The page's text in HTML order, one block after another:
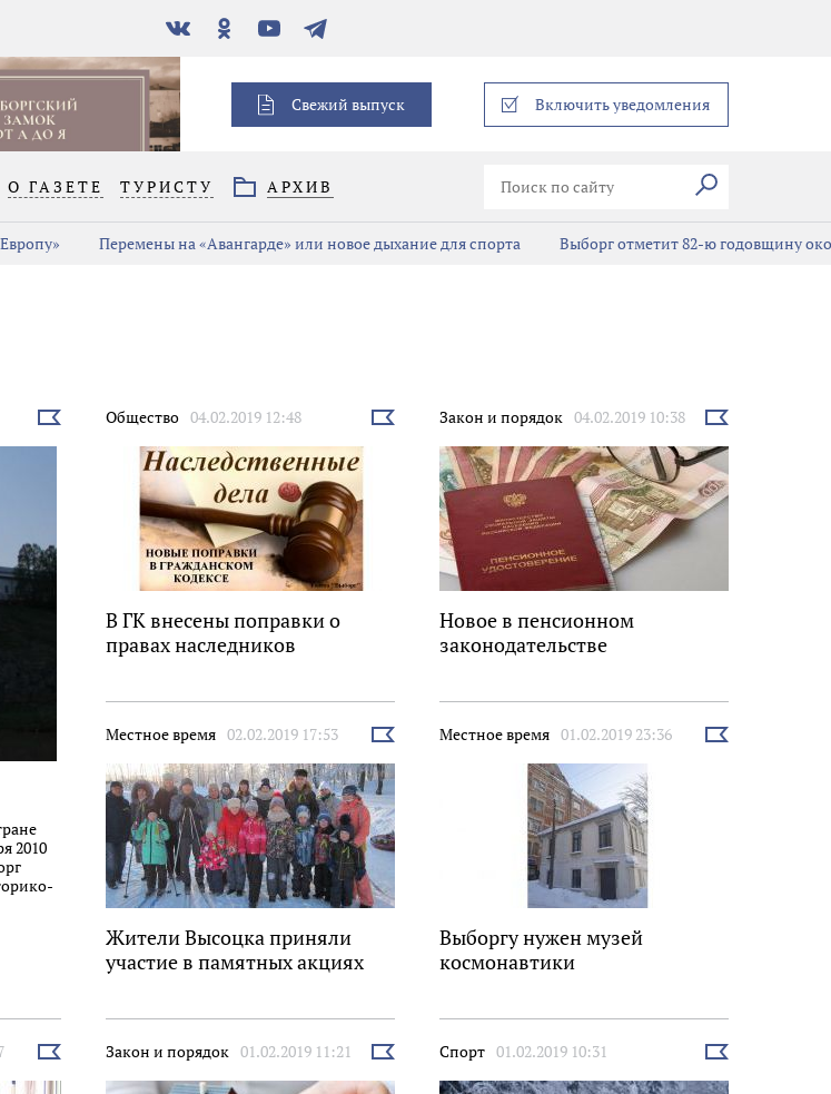
В
контакте
Одноклассники
YouTubeТелеграм
Свежий выпуск Включить уведомления
О ГАЗЕТЕ ТУРИСТУ АРХИВ Искать
Перемены на «Авангарде» или новое дыхание для спорта Выборг отметит 82-ю годовщину
Выбрать
2010
Общество 04.02.2019 12:48
Выбрать
В ГК внесены поправки о
правах наследников
Закон и порядок 04.02.2019 10:38
Выбрать
Новое в пенсионном
законодательстве
Местное время 02.02.2019 17:53
Выбрать
Жители Высоцка приняли
участие в памятных акциях
Местное время 01.02.2019 23:36
Выбрать
Выборгу нужен музей
космонавтики
Выбрать
Закон и порядок 01.02.2019 11:21
Выбрать
Спорт 01.02.2019 10:31
Выбрать